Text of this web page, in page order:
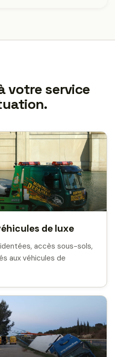
votre service
de luxe
accès sous-sols,
aux véhicules de